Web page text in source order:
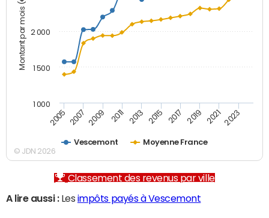
Montant par mois (€)
Vescemont Moyenne France
2005 2007 2009 2011 2013 2015 2017 2019 2021 2023
1 000
1 500
2 000
© JDN 2026
Classement des revenus par ville
A lire aussi :Les impôts payés à Vescemont